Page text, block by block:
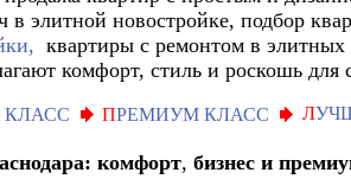
элитной новостройке, подбор
квартиры с ремонтом в элитных
комфорт, стиль и роскошь для
КЛАСС ПРЕМИУМ КЛАСС Л
комфорт, бизнес и